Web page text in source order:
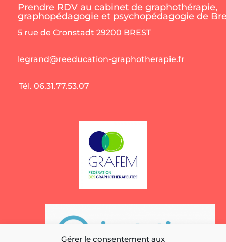
Gérer le consentement aux
Prendre RDV au cabinet de graphothérapie,
graphopédagogie et psychopédagogie de
5 rue de Cronstadt 29200 BREST
legrand@reeducation-graphotherapie.fr
Tél. 06.31.77.53.07